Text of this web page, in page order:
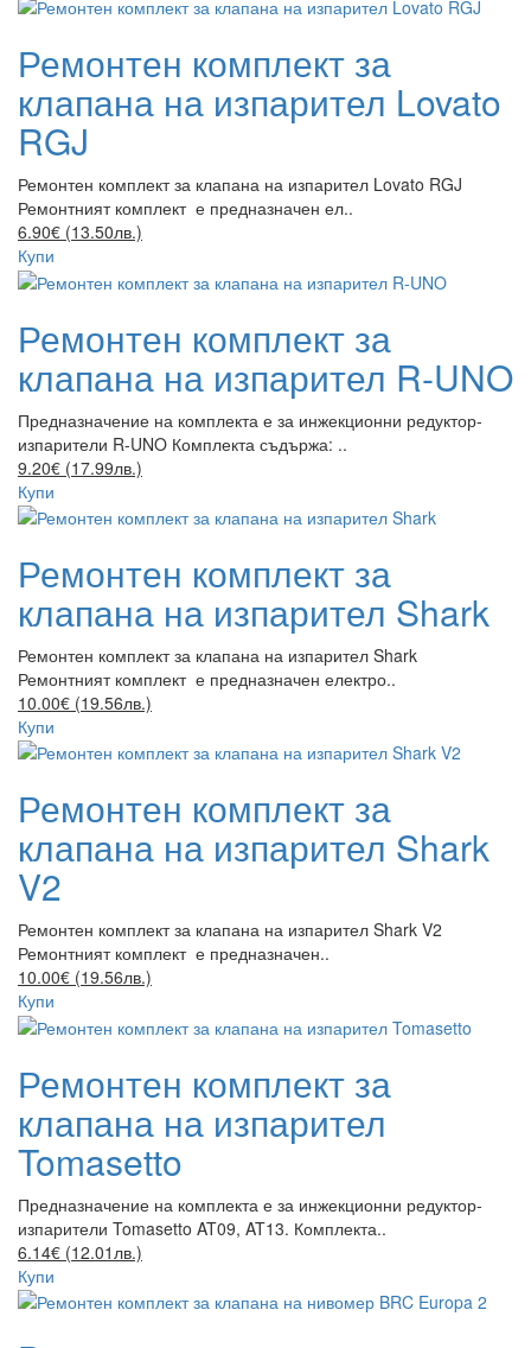
Ремонтен комплект за
клапана на изпарител Lovato
RGJ
Ремонтен комплект за клапана на изпарител Lovato RGJ
Ремонтният комплект е предназначен ел..
6.90€ (13.50лв.)
Купи
Ремонтен комплект за
клапана на изпарител R-UNO
Предназначение на комплекта е за инжекционни редуктор-
изпарители R-UNO Комплекта съдържа: ..
9.20€ (17.99лв.)
Купи
Ремонтен комплект за
клапана на изпарител Shark
Ремонтен комплект за клапана на изпарител Shark
Ремонтният комплект е предназначен електро..
10.00€ (19.56лв.)
Купи
Ремонтен комплект за
клапана на изпарител Shark
V2
Ремонтен комплект за клапана на изпарител Shark V2
Ремонтният комплект е предназначен..
10.00€ (19.56лв.)
Купи
Ремонтен комплект за
клапана на изпарител
Tomasetto
Предназначение на комплекта е за инжекционни редуктор-
изпарители Tomasetto AT09, AT13. Комплекта..
6.14€ (12.01лв.)
Купи